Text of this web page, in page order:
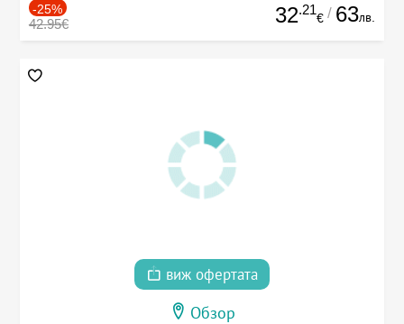
-25%
42.95€ 32.21
€ / 63лв.
виж офертата
Обзор